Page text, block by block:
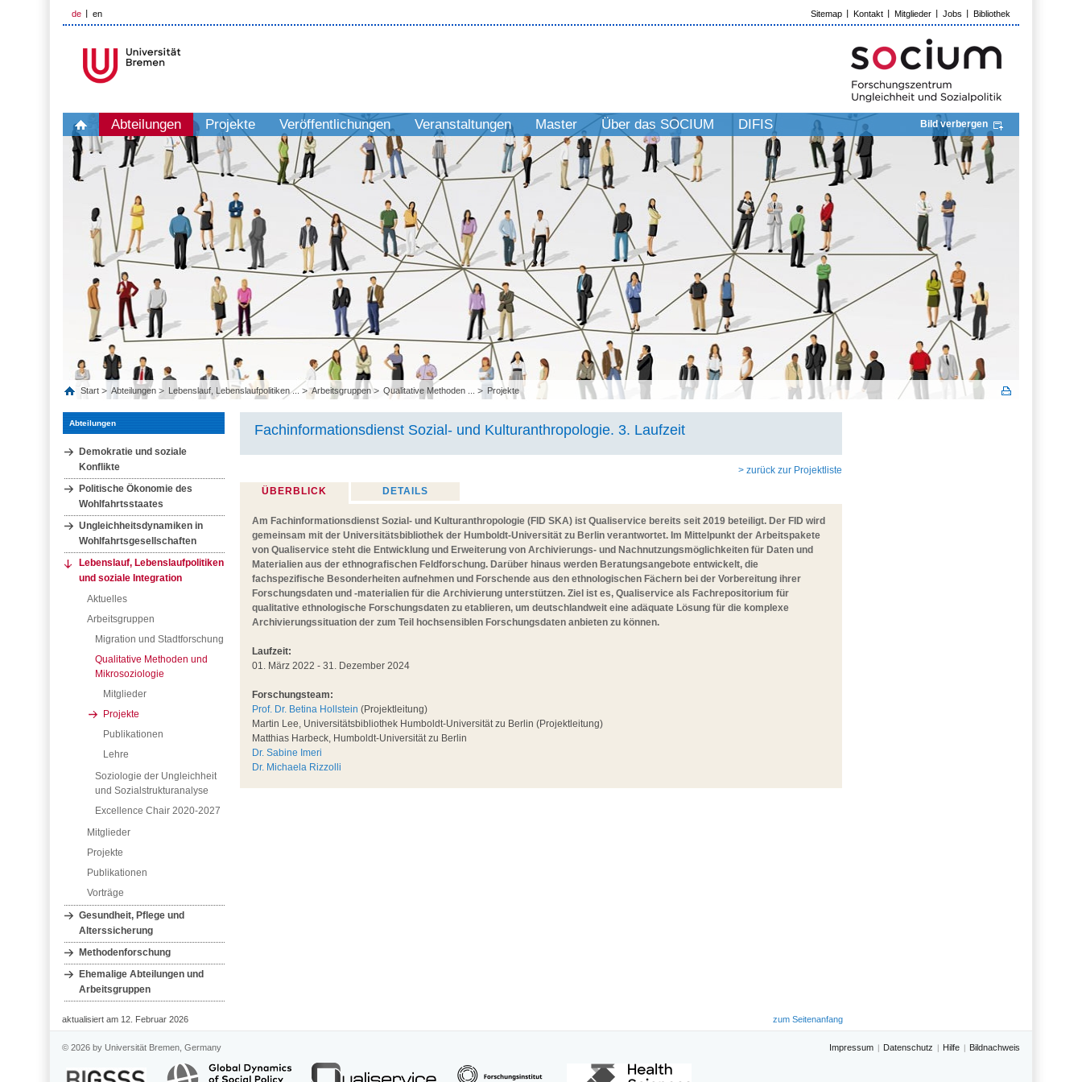
de en Sitemap Kontakt Mitglieder Jobs Bibliothek
Abteilungen Projekte Veröffentlichungen Veranstaltungen Master Über das SOCIUM DIFIS Bild verbergen
Start Abteilungen Lebenslauf, Lebenslaufpolitiken ... Arbeitsgruppen Qualitative Methoden ... Projekte
Abteilungen
Demokratie und soziale
Konflikte
Politische Ökonomie des
Wohlfahrtsstaates
Ungleichheitsdynamiken in
Wohlfahrtsgesellschaften
Lebenslauf, Lebenslaufpolitiken
und soziale Integration
Aktuelles
Arbeitsgruppen
Migration und Stadtforschung
Qualitative Methoden und
Mikrosoziologie
Mitglieder
Projekte
Publikationen
Lehre
Soziologie der Ungleichheit
und Sozialstrukturanalyse
Excellence Chair 2020-2027
Mitglieder
Projekte
Publikationen
Vorträge
Gesundheit, Pflege und
Alterssicherung
Methodenforschung
Ehemalige Abteilungen und
Arbeitsgruppen
Fachinformationsdienst Sozial- und Kulturanthropologie. 3. Laufzeit
> zurück zur Projektliste
ÜBERBLICK
DETAILS
Am Fachinformationsdienst Sozial- und Kulturanthropologie (FID SKA) ist Qualiservice bereits seit 2019 beteiligt. Der FID wird
gemeinsam mit der Universitätsbibliothek der Humboldt-Universität zu Berlin verantwortet. Im Mittelpunkt der Arbeitspakete
von Qualiservice steht die Entwicklung und Erweiterung von Archivierungs- und Nachnutzungsmöglichkeiten für Daten und
Materialien aus der ethnografischen Feldforschung. Darüber hinaus werden Beratungsangebote entwickelt, die
fachspezifische Besonderheiten aufnehmen und Forschende aus den ethnologischen Fächern bei der Vorbereitung ihrer
Forschungsdaten und -materialien für die Archivierung unterstützen. Ziel ist es, Qualiservice als Fachrepositorium für
qualitative ethnologische Forschungsdaten zu etablieren, um deutschlandweit eine adäquate Lösung für die komplexe
Archivierungssituation der zum Teil hochsensiblen Forschungsdaten anbieten zu können.
Laufzeit:
01. März 2022 - 31. Dezember 2024
Forschungsteam:
Prof. Dr. Betina Hollstein (Projektleitung)
Martin Lee, Universitätsbibliothek Humboldt-Universität zu Berlin (Projektleitung)
Matthias Harbeck, Humboldt-Universität zu Berlin
Dr. Sabine Imeri
Dr. Michaela Rizzolli
aktualisiert am 12. Februar 2026 zum Seitenanfang
© 2026 by Universität Bremen, Germany Impressum Datenschutz Hilfe Bildnachweis